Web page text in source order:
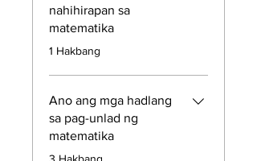
nahihirapan sa
matematika
.1 Hakbang
Ano ang mga hadlang
sa pag-unlad ng
matematika
.